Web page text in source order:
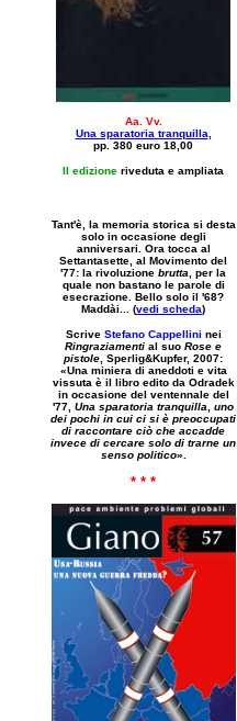
Aa. Vv.
Una sparatoria tranquilla
pp. 380 euro 18,00
II edizione riveduta e ampliata
Tant'è, la memoria storica si desta
solo in occasione degli
anniversari. Ora tocca al
Settantasette , al Movimento del
'77: la rivoluzione brutta , per la
quale non bastano le parole di
esecrazione. Bello solo il '68?
Maddài...
(vedi scheda)
Scrive Stefano Cappellini nei
Ringraziamenti al suo Rose e
pistole , Sperlig&Kupfer, 2007:
«Una miniera di aneddoti e vita
vissuta è il libro edito da Odradek
in occasione del ventennale del
'77, Una sparatoria tranquilla
uno
dei pochi in cui ci si è preoccupati
di raccontare ciò che accadde
invece di cercare solo di trarne un
senso politico».
* * *